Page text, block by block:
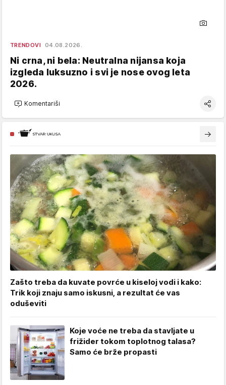
TRENDOVI 04.08.2026.
Ni crna, ni bela: Neutralna nijansa koja
izgleda luksuzno i svi je nose ovog leta
2026.
Komentariši
Zašto treba da kuvate povrće u kiseloj vodi i kako:
Trik koji znaju samo iskusni, a rezultat će vas
oduševiti
Koje voće ne treba da stavljate u
frižider tokom toplotnog talasa?
Samo će brže propasti